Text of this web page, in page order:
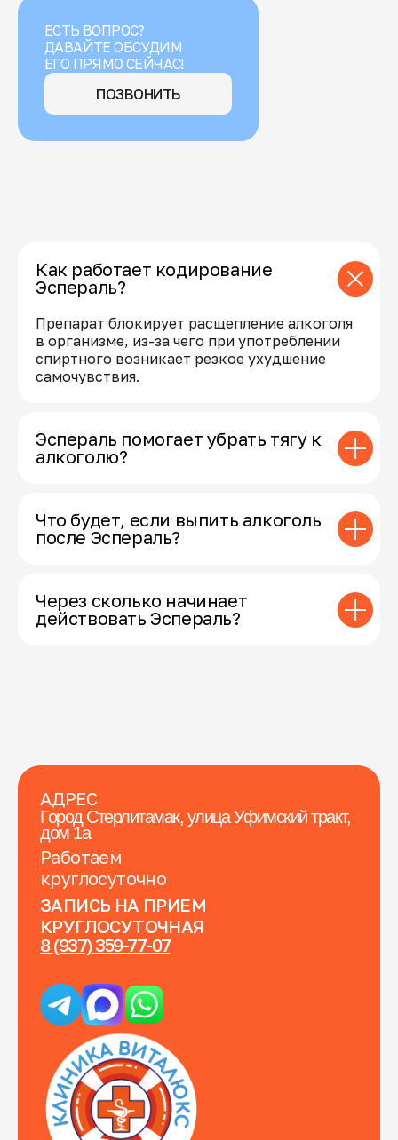
ЕСТЬ ВОПРОС?
ДАВАЙТЕ ОБСУДИМ
ЕГО ПРЯМО СЕЙЧАС!
ПОЗВОНИТЬ
Как работает кодирование
Эспераль?
Препарат блокирует расщепление алкоголя
в организме, из-за чего при употреблении
спиртного возникает резкое ухудшение
самочувствия.
Эспераль помогает убрать тягу к
алкоголю?
Что будет, если выпить алкоголь
после Эспераль?
Через сколько начинает
действовать Эспераль?
АДРЕС
Город Стерлитамак, улица Уфимский тракт,
дом 1а
Работаем
круглосуточно
ЗАПИСЬ НА ПРИЕМ
КРУГЛОСУТОЧНАЯ
8 (937) 359-77-07